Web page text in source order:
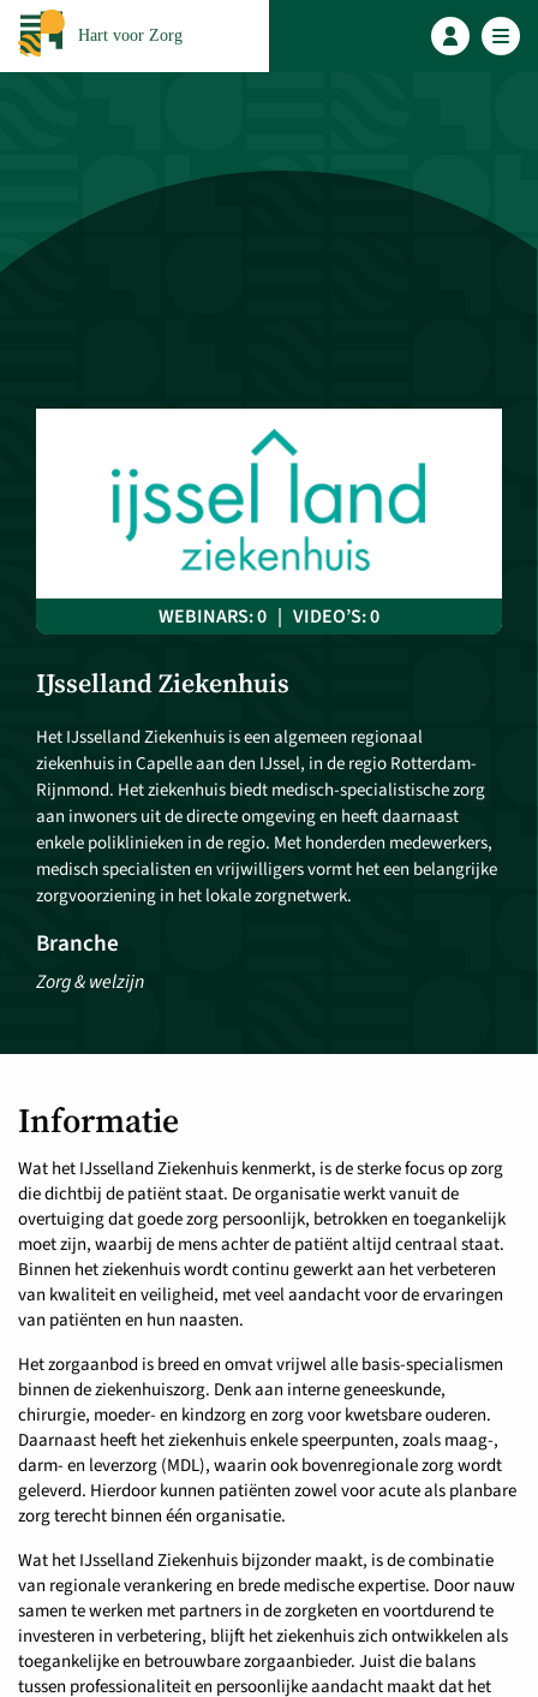
Hart voor Zorg
WEBINARS: 0 | VIDEO’S: 0
IJsselland Ziekenhuis
Het IJsselland Ziekenhuis is een algemeen regionaal
ziekenhuis in Capelle aan den IJssel, in de regio Rotterdam-
Rijnmond. Het ziekenhuis biedt medisch-specialistische zorg
aan inwoners uit de directe omgeving en heeft daarnaast
enkele poliklinieken in de regio. Met honderden medewerkers,
medisch specialisten en vrijwilligers vormt het een belangrijke
zorgvoorziening in het lokale zorgnetwerk.
Branche
Zorg & welzijn
Informatie
Wat het IJsselland Ziekenhuis kenmerkt, is de sterke focus op zorg
die dichtbij de patiënt staat. De organisatie werkt vanuit de
overtuiging dat goede zorg persoonlijk, betrokken en toegankelijk
moet zijn, waarbij de mens achter de patiënt altijd centraal staat.
Binnen het ziekenhuis wordt continu gewerkt aan het verbeteren
van kwaliteit en veiligheid, met veel aandacht voor de ervaringen
van patiënten en hun naasten.
Het zorgaanbod is breed en omvat vrijwel alle basis-specialismen
binnen de ziekenhuiszorg. Denk aan interne geneeskunde,
chirurgie, moeder- en kindzorg en zorg voor kwetsbare ouderen.
Daarnaast heeft het ziekenhuis enkele speerpunten, zoals maag-,
darm- en leverzorg (MDL), waarin ook bovenregionale zorg wordt
geleverd. Hierdoor kunnen patiënten zowel voor acute als planbare
zorg terecht binnen één organisatie.
Wat het IJsselland Ziekenhuis bijzonder maakt, is de combinatie
van regionale verankering en brede medische expertise. Door nauw
samen te werken met partners in de zorgketen en voortdurend te
investeren in verbetering, blijft het ziekenhuis zich ontwikkelen als
toegankelijke en betrouwbare zorgaanbieder. Juist die balans
tussen professionaliteit en persoonlijke aandacht maakt dat het